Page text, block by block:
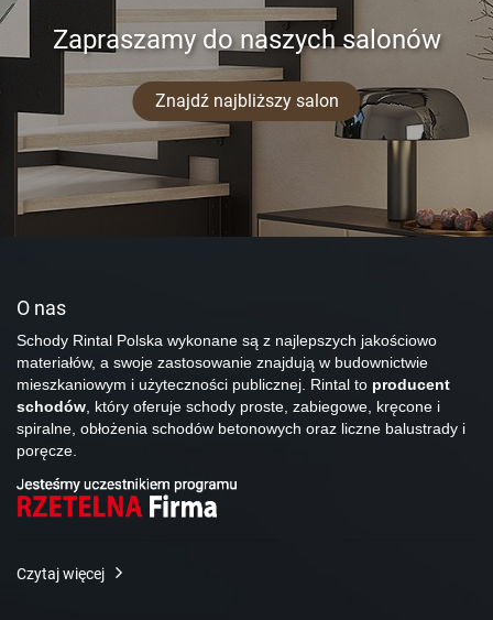
Zapraszamy do naszych salonów
Znajdź najbliższy salon
O nas
Schody Rintal Polska wykonane są z najlepszych jakościowo
materiałów, a swoje zastosowanie znajdują w budownictwie
mieszkaniowym i użyteczności publicznej. Rintal to producent
schodów, który oferuje schody proste, zabiegowe, kręcone i
spiralne, obłożenia schodów betonowych oraz liczne balustrady i
poręcze.
Czytaj więcej